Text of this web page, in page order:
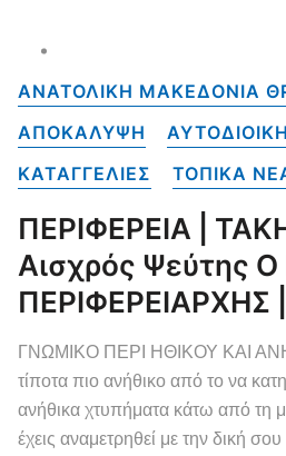
ΑΝΑΤΟΛΙΚΗ ΜΑΚΕΔΟΝΙΑ
ΑΠΟΚΑΛΥΨΗ
ΚΑΤΑΓΓΕΛΙΕΣ
ΤΟΠΙΚΑ
ΠΕΡΙΦΕΡΕΙΑ |
Αισχρός Ψεύτης
ΠΕΡΙΦΕΡΕΙΑΡΧΗΣ
ΓΝΩΜΙΚΟ ΠΕΡΙ ΗΘΙΚΟΥ ΚΑΙ
τίποτα πιο ανήθικο από το να
ανήθικα χτυπήματα κάτω από
έχεις αναμετρηθεί με την δική